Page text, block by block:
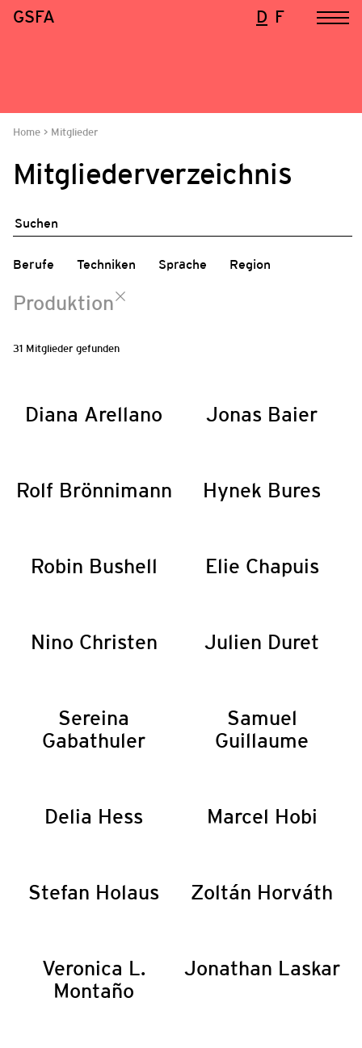
GSFA D F
Home Mitglieder
Mitgliederverzeichnis
Berufe Techniken Sprache Region
Produktion
31 Mitglieder gefunden
Diana Arellano Jonas Baier
Rolf Brönnimann Hynek Bures
Robin Bushell Elie Chapuis
Nino Christen Julien Duret
Sereina
Gabathuler
Samuel
Guillaume
Delia Hess Marcel Hobi
Stefan Holaus Zoltán Horváth
Veronica L.
Montaño
Jonathan Laskar